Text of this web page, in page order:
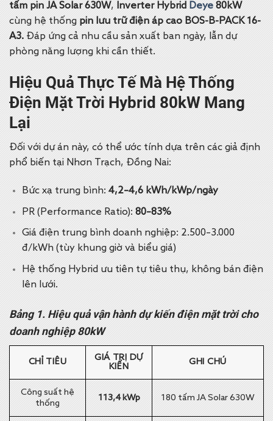
tấm pin JA Solar 630W,Inverter HybridDeye80kW
cùng hệ thốngpin lưu trữ điện áp cao BOS-B-PACK 16-
A3.Đáp ứng cả nhu cầu sản xuất ban ngày, lẫn dự
phòng năng lượng khi cần thiết.
Hiệu Quả Thực Tế Mà Hệ Thống
Điện Mặt Trời Hybrid 80kW Mang
Lại
Đối với dự án này, có thể ước tính dựa trên các giả định
phổ biến tại Nhơn Trạch, Đồng Nai:
Bức xạ trung bình:4,2–4,6 kWh/kWp/ngày
PR (Performance Ratio):80–83%
Giá điện trung bình doanh nghiệp: 2.500–3.000
đ/kWh (tùy khung giờ và biểu giá)
Hệ thống Hybrid ưu tiên tự tiêu thụ, không bán điện
lên lưới.
Bảng 1. Hiệu quả vận hành dự kiến điện mặt trời cho
doanh nghiệp 80kW
CHỈ TIÊU
GIÁ TRỊ DỰ
KIẾN
GHI CHÚ
Công suất hệ
thống
113,4 kWp 180 tấm JA Solar 630W